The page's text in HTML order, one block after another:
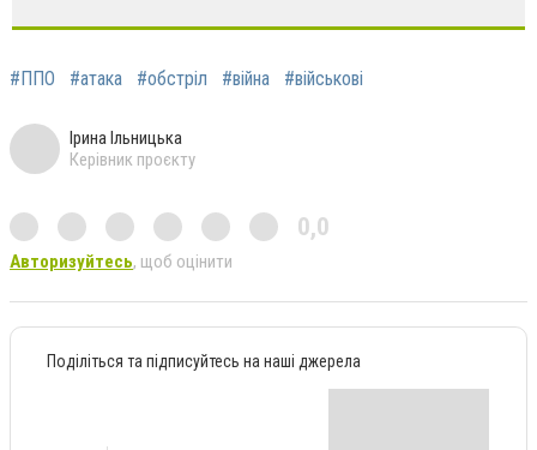
#ППО #атака #обстріл #війна #військові
Ірина Ільницька
Керівник проєкту
0,0
Авторизуйтесь, щоб оцінити
Поділіться та підписуйтесь на наші джерела